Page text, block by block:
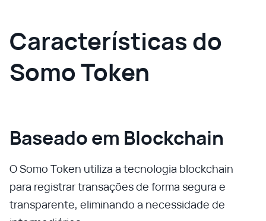
Características do
Somo Token
Baseado em Blockchain
O Somo Token utiliza a tecnologia blockchain
para registrar transações de forma segura e
transparente, eliminando a necessidade de